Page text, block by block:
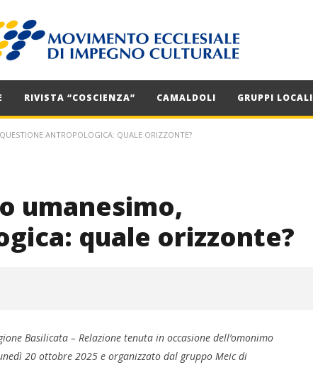
RIVISTA “COSCIENZA” CAMALDOLI GRUPPI LOCALI
ANTROPOLOGICA: QUALE ORIZZONTE?
umanesimo,
quale orizzonte?
Basilicata – Relazione tenuta in occasione dell’omonimo
20 ottobre 2025 e organizzato dal gruppo Meic di